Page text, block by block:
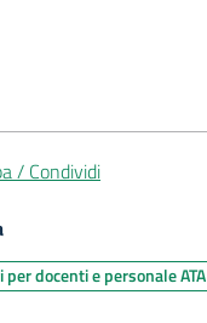
/ Condividi
per docenti e personale ATA